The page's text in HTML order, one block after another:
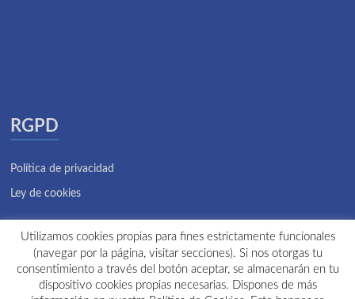
RGPD
Política de privacidad
Ley de cookies
Zona privada
Utilizamos cookies propias para fines estrictamente funcionales
(navegar por la página, visitar secciones). Si nos otorgas tu
consentimiento a través del botón aceptar, se almacenarán en tu
dispositivo cookies propias necesarias. Dispones de más